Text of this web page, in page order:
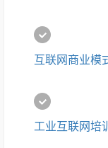
互联网商业模
工业互联网培